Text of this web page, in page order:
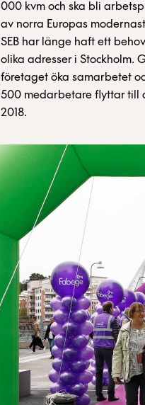
000 kvm och ska bli
av norra Europas
SEB har länge haft ett
olika adresser i Stockholm.
företaget öka samarbetet
500 medarbetare flyttar till
2018.